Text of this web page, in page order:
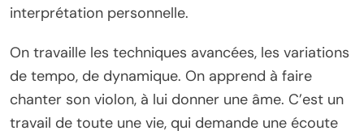
interprétation personnelle.
On travaille les techniques avancées, les variations
de tempo, de dynamique. On apprend à faire
chanter son violon, à lui donner une âme. C’est un
travail de toute une vie, qui demande une écoute